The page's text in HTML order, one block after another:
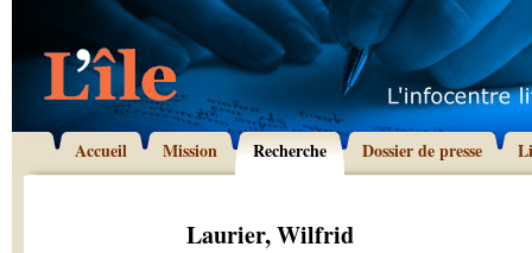
Accueil Mission Recherche Dossier de presse
Laurier, Wilfrid